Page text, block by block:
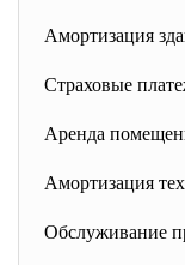
Амортизация
Страховые
Аренда
Амортизация
Обслуживание